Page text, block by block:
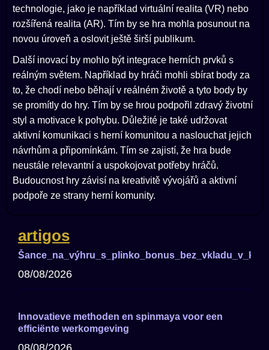
technologie, jako je například virtuální realita (VR) nebo
rozšířená realita (AR). Tím by se hra mohla posunout na
novou úroveň a oslovit ještě širší publikum.
Další inovací by mohlo být integrace herních prvků s
reálným světem. Například by hráči mohli sbírat body za
to, že chodí nebo běhají v reálném životě a tyto body by
se promítly do hry. Tím by se hrou podpořil zdravý životní
styl a motivace k pohybu. Důležité je také udržovat
aktivní komunikaci s herní komunitou a naslouchat jejich
návrhům a připomínkám. Tím se zajistí, že hra bude
neustále relevantní a uspokojovat potřeby hráčů.
Budoucnost hry závisí na kreativitě vývojářů a aktivní
podpoře ze strany herní komunity.
artigos
08/08/2026
Innovatieve methoden en spinmaya voor een
efficiënte werkomgeving